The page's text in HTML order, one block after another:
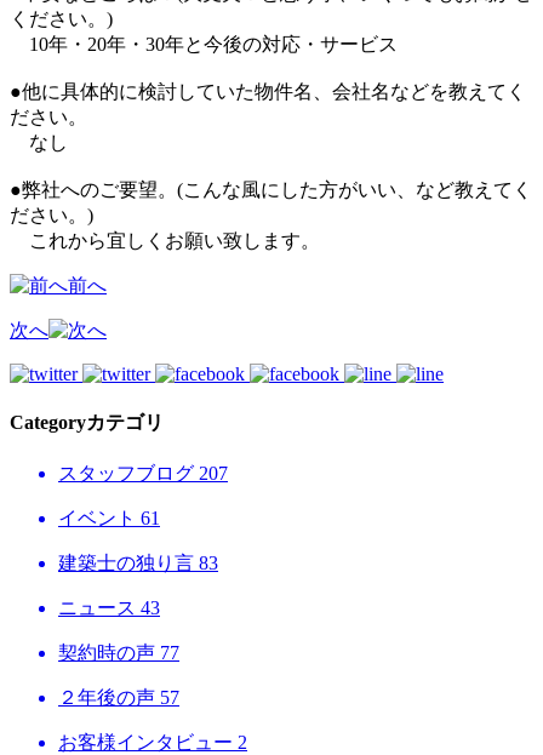
ください。)
10年・20年・30年と今後の対応・サービス
●他に具体的に検討していた物件名、会社名などを教えてく
ださい。
なし
●弊社へのご要望。(こんな風にした方がいい、など教えてく
ださい。)
これから宜しくお願い致します。
前へ
次へ
Categoryカテゴリ
スタッフブログ 207
イベント 61
建築士の独り言 83
ニュース 43
契約時の声 77
２年後の声 57
お客様インタビュー 2